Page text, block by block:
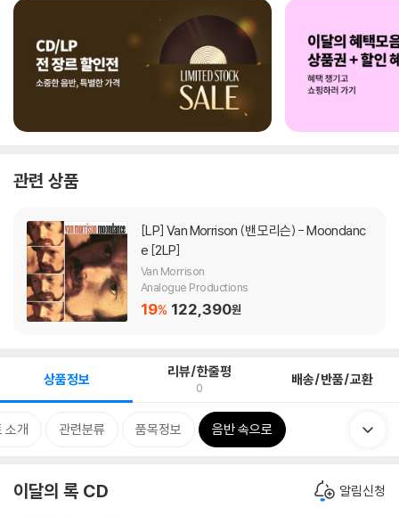
관련 상품
[LP]
e [2LP]
Van Morrison
Analogue Productions
19% 122,390원
상품정보 리뷰/한줄평
0 배송/반품/교환
소개 관련분류 품목정보 음반 속으로
이달의 록 CD 알림신청